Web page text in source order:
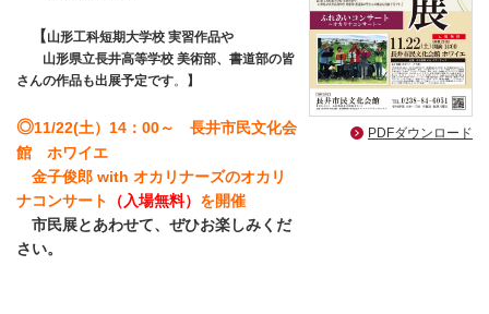
【 山形工科短期大学校 実習作品や
山形県立長井高等学校 美術部、書道部の皆
さんの作品も出展予定です。 】
◎11/22(土）14：00～ 長井市民文化会
館 ホワイエ
金子俊郎 with オカリナーズのオカリ
ナコンサート
（入場無料） を開催
市民展とあわせて、ぜひお楽しみくだ
さい。
PDFダウンロード